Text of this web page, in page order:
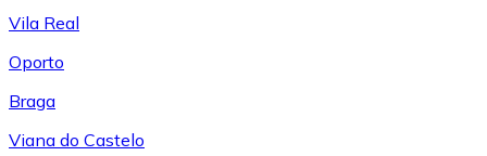
Vila Real
Oporto
Braga
Viana do Castelo